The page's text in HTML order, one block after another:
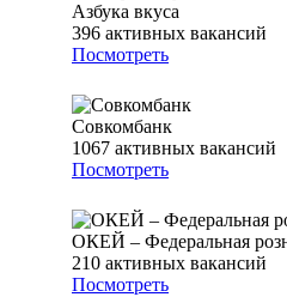
Азбука вкуса
396 активных вакансий
Посмотреть
Совкомбанк
1067 активных вакансий
Посмотреть
ОКЕЙ – Федеральная
210 активных вакансий
Посмотреть